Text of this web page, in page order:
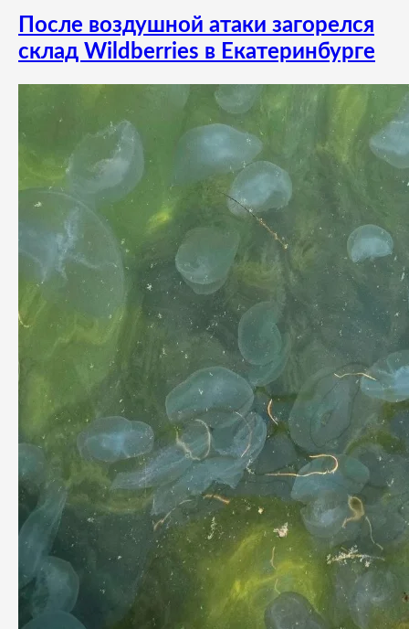
После воздушной атаки загорелся
склад Wildberries в Екатеринбурге